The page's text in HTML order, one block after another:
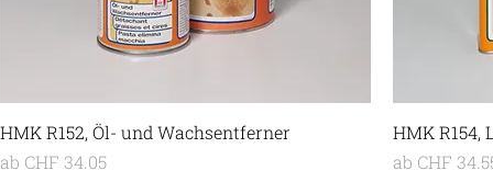
HMK R152, Öl- und Wachsentferner
ab CHF 34.05
Sale-Preis
HMK R154,
ab CHF
Sale-Preis